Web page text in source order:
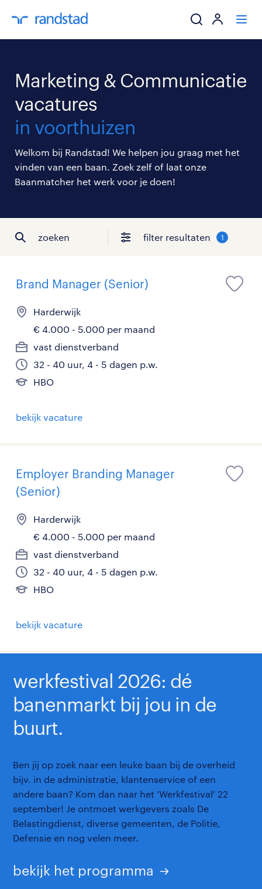
ik zoek een
over randstad
Marketing & Communicatie
vacatures
in voorthuizen
Welkom bij Randstad! We helpen jou graag met het
vinden van een baan. Zoek zelf of laat onze
Baanmatcher het werk voor je doen!
zoeken filter resultaten 1
Brand Manager (Senior)
Harderwijk
€ 4.000 - 5.000 per maand
vast dienstverband
32 - 40 uur, 4 - 5 dagen p.w.
HBO
bekijk vacature
Employer Branding Manager
(Senior)
Harderwijk
€ 4.000 - 5.000 per maand
vast dienstverband
32 - 40 uur, 4 - 5 dagen p.w.
HBO
bekijk vacature
werkfestival 2026: dé
banenmarkt bij jou in de
buurt.
Ben jij op zoek naar een leuke baan bij de overheid
bijv. in de administratie, klantenservice of een
andere baan? Kom dan naar het 'Werkfestival' 22
september! Je ontmoet werkgevers zoals De
Belastingdienst, diverse gemeenten, de Politie,
Defensie en nog velen meer.
bekijk het programma